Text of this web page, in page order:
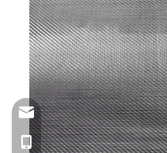
info@jloncomposite.com
+86 19306129712